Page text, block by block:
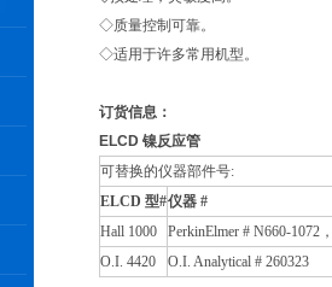
◇质量控制可靠。
◇适用于许多常用机型。
订货信息：
ELCD 镍反应管
可替换的仪器部件号:
ELCD 型#仪器 #
Hall 1000
PerkinElmer # N660-1072
O.I. 4420
O.I. Analytical # 260323